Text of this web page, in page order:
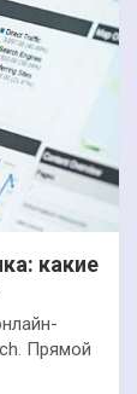
какие
Прямой